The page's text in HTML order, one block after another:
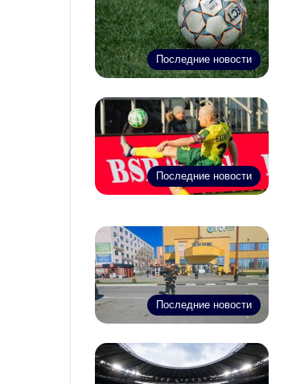
Последние новости
Последние новости
Последние новости